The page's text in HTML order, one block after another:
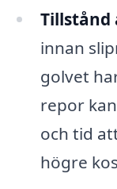
Tillstånd
innan
golvet
repor
och tid
högre